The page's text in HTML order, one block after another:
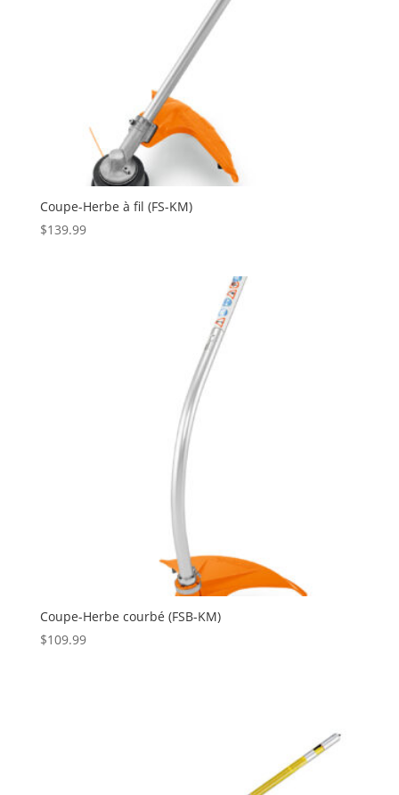
Coupe-Herbe à fil (FS-KM)
$139.99
Coupe-Herbe courbé (FSB-KM)
$109.99